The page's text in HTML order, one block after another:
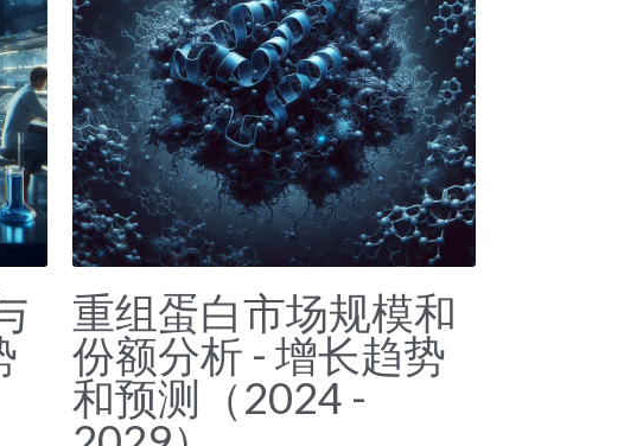
重组蛋白市场规模和
份额分析 - 增长趋势
和预测（2024 -